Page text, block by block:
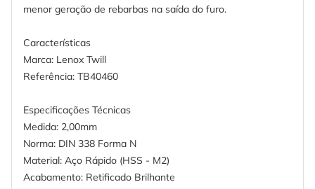
menor geração de rebarbas na saída do furo.
Características
Marca: Lenox Twill
Referência: TB40460
Especificações Técnicas
Medida: 2,00mm
Norma: DIN 338 Forma N
Material: Aço Rápido (HSS - M2)
Acabamento: Retificado Brilhante